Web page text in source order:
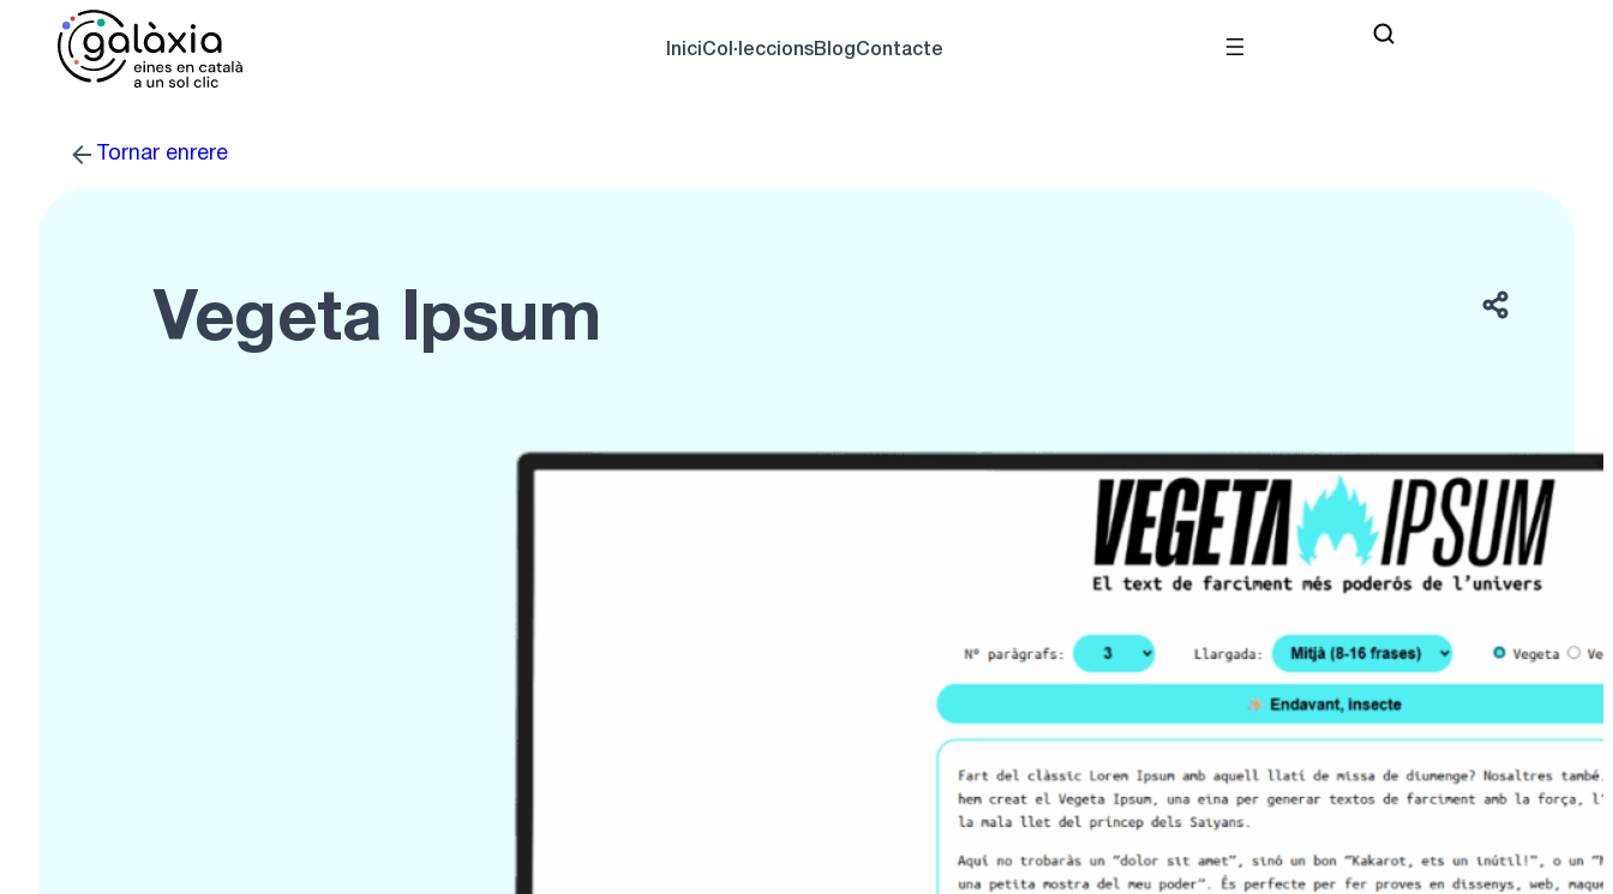
IniciCol·leccionsBlogContacte
Tornar enrere
Vegeta Ipsum
Text de farciment amb orgull súperguerrer
Vegeta Ipsum és una alternativa humorística i explosiva al clàssic Lorem
Ipsum, pensada per generar textos de prova amb l’estil i la contundència
maquetació, amb frases carregades d’orgull, poder i humor.
Generador de paràgrafs Saiyan: Escull
quants paràgrafs vols i la seva llargada
(curts, mitjans o llargs) — com els
monòlegs d’en Vegeta abans de repartir